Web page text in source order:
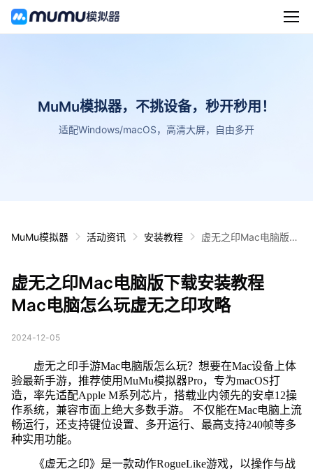
MuMu模拟器，不挑设备，秒开秒用！
适配Windows/macOS，高清大屏，自由多开
MuMu模拟器 活动资讯 安装教程
虚无之印Mac电脑版下
虚无之印Mac电脑版下载安装教程
Mac电脑怎么玩虚无之印攻略
2024-12-05
虚无之印手游Mac电脑版怎么玩？想要在Mac设备上体
验最新手游，推荐使用MuMu模拟器Pro，专为macOS打
造，率先适配Apple M系列芯片，搭载业内领先的安卓12操
作系统，兼容市面上绝大多数手游。 不仅能在Mac电脑上流
畅运行，还支持键位设置、多开运行、最高支持240帧等多
种实用功能。
《虚无之印》是一款动作RogueLike游戏，以操作与战